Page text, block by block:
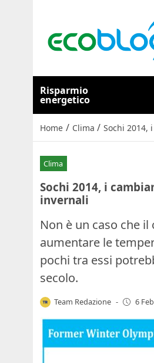
Risparmio
energetico
Home / Clima / Sochi
Clima
Sochi 2014, i
invernali
Non è un caso che
aumentare le
pochi tra essi
secolo.
Team Redazione - 6